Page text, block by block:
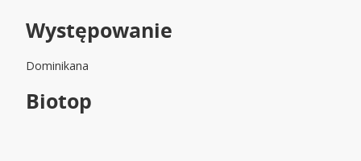
Występowanie
Dominikana
Biotop